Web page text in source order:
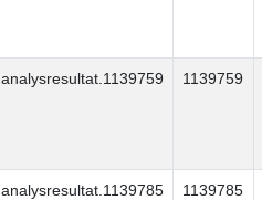
analysresultat.1139759 1139759
analysresultat.1139785 1139785